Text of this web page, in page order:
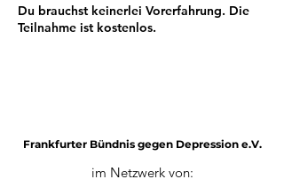
Du brauchst keinerlei Vorerfahrung. Die
Teilnahme ist kostenlos.
Frankfurter Bündnis gegen Depression e.V.
im Netzwerk von: